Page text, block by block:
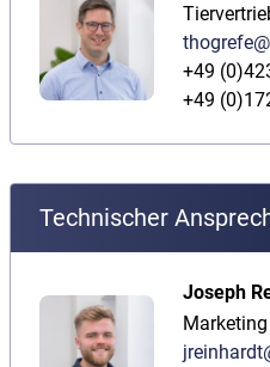
+49
+49
Technischer
Joseph
Marketing